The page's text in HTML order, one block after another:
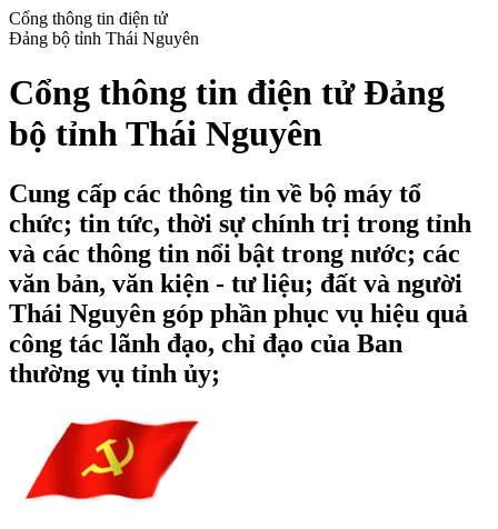
Cổng thông tin điện tử
Đảng bộ tỉnh Thái Nguyên
Cổng thông tin điện tử Đảng
bộ tỉnh Thái Nguyên
Cung cấp các thông tin về bộ máy tổ
chức; tin tức, thời sự chính trị trong tỉnh
và các thông tin nổi bật trong nước; các
văn bản, văn kiện - tư liệu; đất và người
Thái Nguyên góp phần phục vụ hiệu quả
công tác lãnh đạo, chỉ đạo của Ban
thường vụ tỉnh ủy;